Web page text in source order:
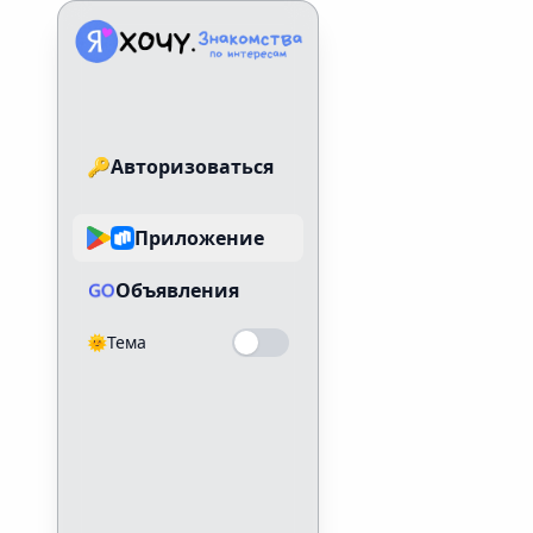
Знакомства по интересам
🔑Авторизоваться
Приложение
Объявления
🌞Тема